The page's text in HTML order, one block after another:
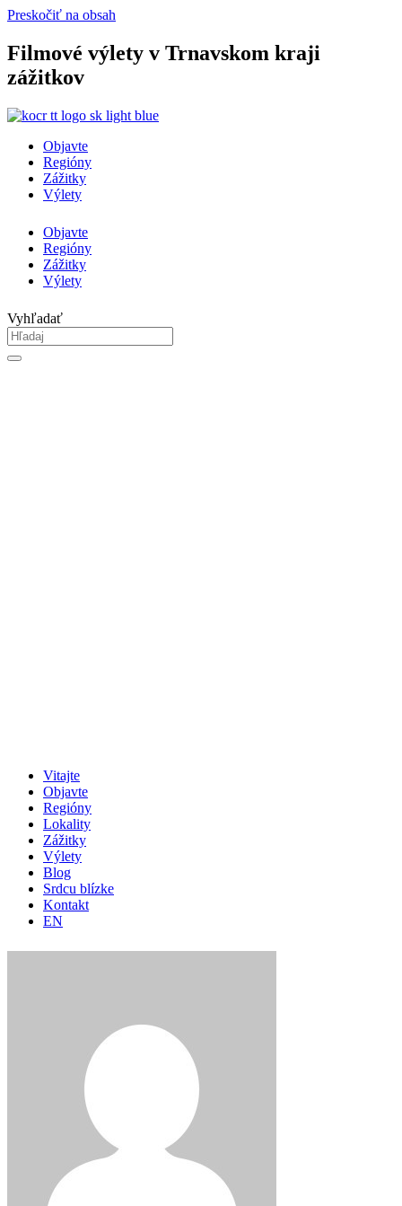
Preskočiť na obsah
Filmové výlety v Trnavskom kraji
zážitkov
Objavte
Regióny
Zážitky
Výlety
Objavte
Regióny
Zážitky
Výlety
Vyhľadať
Vitajte
Objavte
Regióny
Lokality
Zážitky
Výlety
Blog
Srdcu blízke
Kontakt
EN